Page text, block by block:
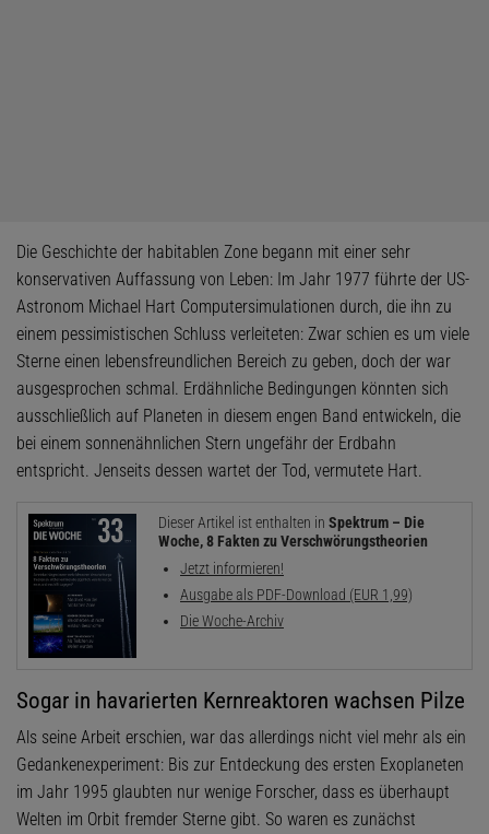
Die Geschichte der habitablen Zone begann mit einer sehr
konservativen Auffassung von Leben: Im Jahr 1977 führte der US-
Astronom Michael Hart Computersimulationen durch, die ihn zu
einem pessimistischen Schluss verleiteten: Zwar schien es um viele
Sterne einen lebensfreundlichen Bereich zu geben, doch der war
ausgesprochen schmal. Erdähnliche Bedingungen könnten sich
ausschließlich auf Planeten in diesem engen Band entwickeln, die
bei einem sonnenähnlichen Stern ungefähr der Erdbahn
entspricht. Jenseits dessen wartet der Tod, vermutete Hart.
Dieser Artikel ist enthalten in Spektrum – Die
Woche, 8 Fakten zu Verschwörungstheorien
Jetzt informieren!
Ausgabe als PDF-Download (EUR 1,99)
Die Woche-Archiv
Sogar in havarierten Kernreaktoren wachsen Pilze
Als seine Arbeit erschien, war das allerdings nicht viel mehr als ein
Gedankenexperiment: Bis zur Entdeckung des ersten Exoplaneten
im Jahr 1995 glaubten nur wenige Forscher, dass es überhaupt
Welten im Orbit fremder Sterne gibt. So waren es zunächst